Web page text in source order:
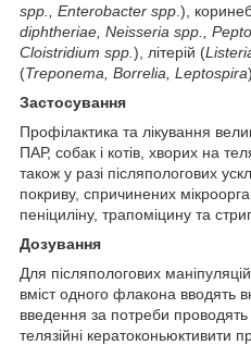
spp., Enterobacter spp .),
diphtheriae, Neisseria spp.,
Cloistridium spp. ), літерій (
(Treponema, Borrelia, Leptospira).
Застосування
Профілактика та лікування
ПАР, собак і котів, хворих на
також у разі післяпологових
покриву, спричинених
пеніциліну, трапоміцину та
Дозування
Для післяпологових
вміст одного флакона вводять
введення за потреби
телязійні кератоконьюктивити